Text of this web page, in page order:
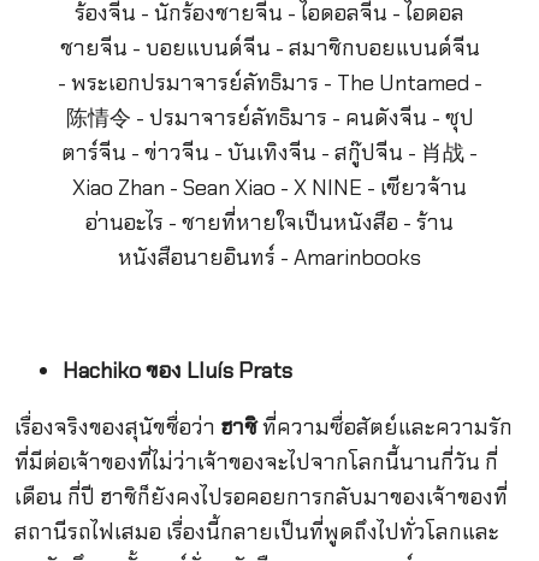
Hachiko ของ Lluís Prats
เรื่องจริงของสุนัขชื่อว่า ฮาชิที่ความซื่อสัตย์และความรัก
ที่มีต่อเจ้าของที่ไม่ว่าเจ้าของจะไปจากโลกนี้นานกี่วัน กี่
เดือน กี่ปี ฮาชิก็ยังคงไปรอคอยการกลับมาของเจ้าของที่
สถานีรถไฟเสมอ เรื่องนี้กลายเป็นที่พูดถึงไปทั่วโลกและ